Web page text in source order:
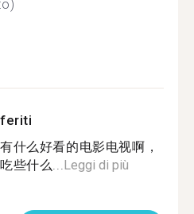
什么好看的电影电视啊，
些什么...Leggi di più